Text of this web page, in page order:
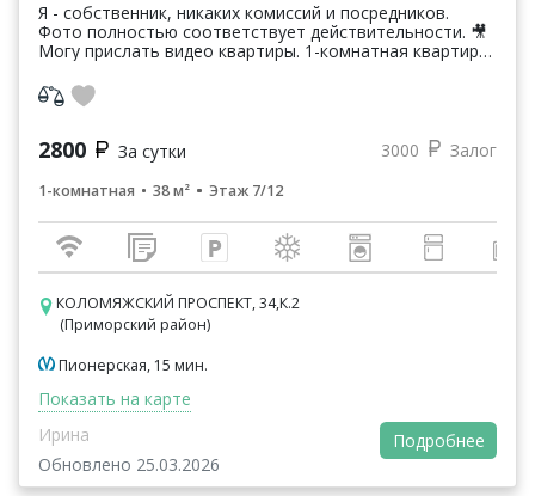
Я - собственник, никаких комиссий и посредников.
Фото полностью соответствует действительности. 🎥
Могу прислать видео квартиры. 1-комнатная квартира
2800 За сутки 3000 Залог
1-комнатная 38 м² Этаж 7/12
КОЛОМЯЖСКИЙ ПРОСПЕКТ, 34,К.2
(Приморский район)
Пионерская, 15 мин.
Показать на карте
Ирина
Обновлено 25.03.2026
Подробнее